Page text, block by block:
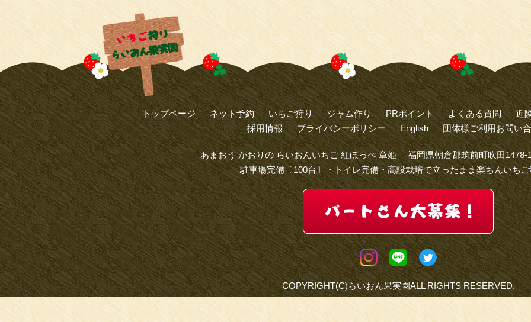
トップページ ネット予約 いちご狩り ジャム作り PRポイント よくある質問
近
採用情報
プライバシーポリシー English 団体様ご利用お問い
あまおう かおりの らいおんいちご 紅ほっぺ 章姫 福岡県朝倉郡筑前町吹田1478-
駐車場完備〔100台〕・トイレ完備・高設栽培で立ったまま楽ちんいち
COPYRIGHT(C)らいおん果実園ALL RIGHTS RESERVED.